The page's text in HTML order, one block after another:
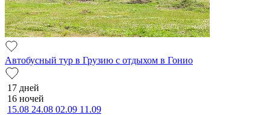
Автобусный тур в Грузию с отдыхом в Гонио
17 дней
16 ночей
15.08 24.08 02.09 11.09